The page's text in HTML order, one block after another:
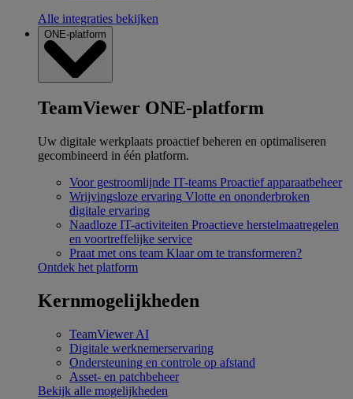
Alle integraties bekijken
ONE-platform
TeamViewer ONE-platform
Uw digitale werkplaats proactief beheren en optimaliseren
gecombineerd in één platform.
Voor gestroomlijnde IT-teams Proactief apparaatbeheer
Wrijvingsloze ervaring Vlotte en ononderbroken
digitale ervaring
Naadloze IT-activiteiten Proactieve herstelmaatregelen
en voortreffelijke service
Praat met ons team Klaar om te transformeren?
Ontdek het platform
Kernmogelijkheden
TeamViewer AI
Digitale werknemerservaring
Ondersteuning en controle op afstand
Asset- en patchbeheer
Bekijk alle mogelijkheden